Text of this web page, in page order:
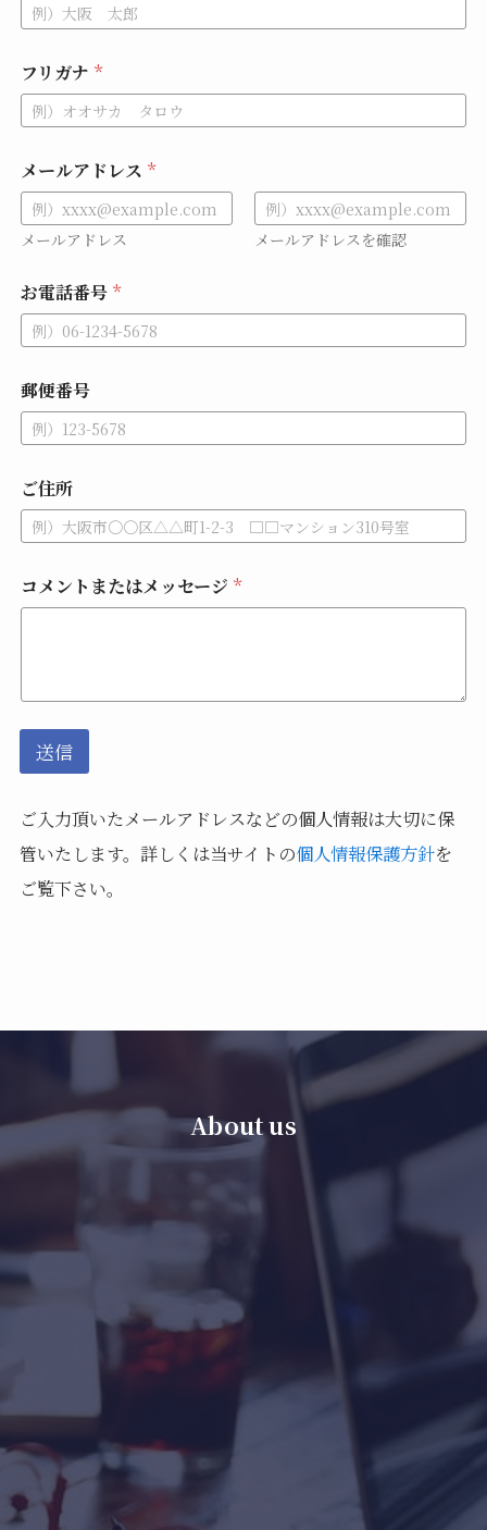
フリガナ *
メールアドレス *
メールアドレス メールアドレスを確認
お電話番号 *
郵便番号
ご住所
コメントまたはメッセージ *
送信
ご入力頂いたメールアドレスなどの個人情報は大切に保
管いたします。詳しくは当サイトの個人情報保護方針を
ご覧下さい。
About us